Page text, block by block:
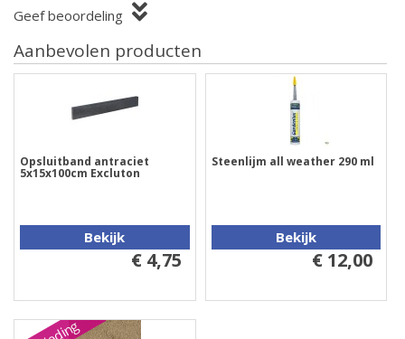
Geef beoordeling
Aanbevolen producten
Opsluitband antraciet
5x15x100cm Excluton
Bekijk
€ 4,75
Steenlijm all weather 290 ml
Bekijk
€ 12,00